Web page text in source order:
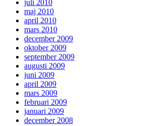
juli 2010
maj 2010
april 2010
mars 2010
december 2009
oktober 2009
september 2009
augusti 2009
juni 2009
april 2009
mars 2009
februari 2009
januari 2009
december 2008